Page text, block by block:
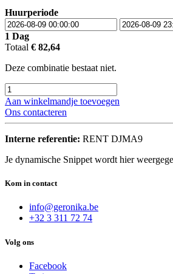
Huurperiode
1 Dag
Totaal € 82,64
Deze combinatie bestaat niet.
Aan winkelmandje toevoegen
Ons contacteren
Interne referentie: RENT DJMA9
Je dynamische Snippet wordt hier
Kom in contact
info@geronika.be
+32 3 311 72 74
Volg ons
Facebook